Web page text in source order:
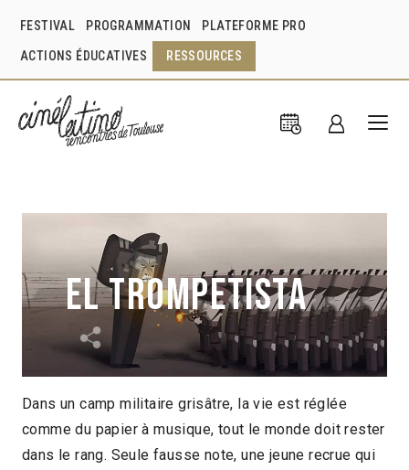
FESTIVAL PROGRAMMATION PLATEFORME PRO
ACTIONS ÉDUCATIVES RESSOURCES
El Trompetista
Raúl Robín Morales Reyes Mexique
2014
2025 > Jeune public
Dans un camp militaire grisâtre, la vie est réglée
comme du papier à musique, tout le monde doit rester
dans le rang. Seule fausse note, une jeune recrue qui